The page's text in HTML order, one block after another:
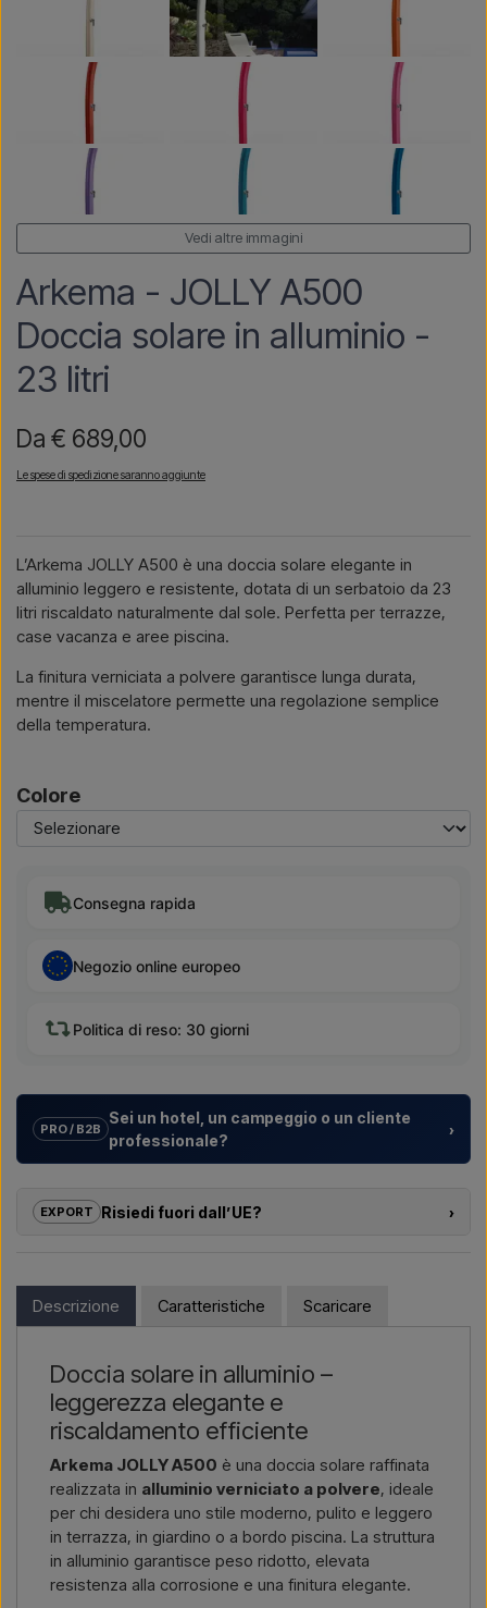
Vedi altre immagini
Arkema - JOLLY A500
Doccia solare in alluminio -
23 litri
Da € 689,00
Le spese di spedizione saranno aggiunte
L’Arkema JOLLY A500 è una doccia solare elegante in
alluminio leggero e resistente, dotata di un serbatoio da 23
litri riscaldato naturalmente dal sole. Perfetta per terrazze,
case vacanza e aree piscina.
La finitura verniciata a polvere garantisce lunga durata,
mentre il miscelatore permette una regolazione semplice
della temperatura.
Colore
Consegna rapida
Negozio online europeo
Politica di reso: 30 giorni
PRO / B2B
Sei un hotel, un campeggio o un cliente
professionale?
›
immobiliari con
dalla scelta del modello alla corretta installazione.
grande? Contattaci – rispondiamo rapidamente.
Scrivici → Chiamaci →
EXPORT Risiedi fuori dall’UE?
›
webshop. Puoi invece contattarci e ricevere un prezzo con
consegna e, se necessario, documenti doganali.
link all’articolo) e dove deve essere fatturato e consegnato, e
riceverai un’offerta.
Descrizione Caratteristiche Scaricare
Doccia solare in alluminio –
leggerezza elegante e
riscaldamento efficiente
Arkema JOLLY A500 è una doccia solare raffinata
realizzata in alluminio verniciato a polvere, ideale
per chi desidera uno stile moderno, pulito e leggero
in terrazza, in giardino o a bordo piscina. La struttura
in alluminio garantisce peso ridotto, elevata
resistenza alla corrosione e una finitura elegante.